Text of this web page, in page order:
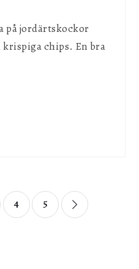
på jordärtskockor
chips. En bra
4 5